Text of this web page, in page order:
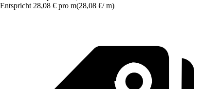
Entspricht 28,08 € pro m(28,08 €/ m)